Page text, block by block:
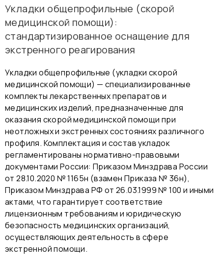
Укладки общепрофильные (скорой
медицинской помощи):
стандартизированное оснащение для
экстренного реагирования
Укладки общепрофильные (укладки скорой
медицинской помощи) — специализированные
комплекты лекарственных препаратов и
медицинских изделий, предназначенные для
оказания скорой медицинской помощи при
неотложных и экстренных состояниях различного
профиля. Комплектация и состав укладок
регламентированы нормативно-правовыми
документами России: Приказом Минздрава России
от 28.10.2020 № 1165н (взамен Приказа № 36н),
Приказом Минздрава РФ от 26.03.1999 № 100 и иными
актами, что гарантирует соответствие
лицензионным требованиям и юридическую
безопасность медицинских организаций,
осуществляющих деятельность в сфере
экстренной помощи.